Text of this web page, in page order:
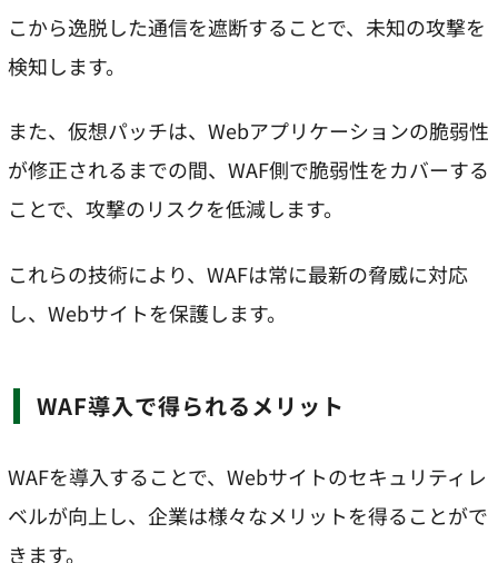
こから逸脱した通信を遮断することで、未知の攻撃を
検知します。
また、仮想パッチは、Webアプリケーションの脆弱性
が修正されるまでの間、WAF側で脆弱性をカバーする
ことで、攻撃のリスクを低減します。
これらの技術により、WAFは常に最新の脅威に対応
し、Webサイトを保護します。
WAF導入で得られるメリット
WAFを導入することで、Webサイトのセキュリティレ
ベルが向上し、企業は様々なメリットを得ることがで
きます。